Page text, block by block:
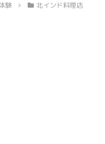
験 北インド料理店